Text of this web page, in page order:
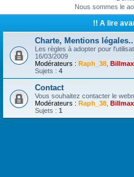
Nous sommes le
!! A lire
Charte, Mentions légales..
Les règles à adopter pour
16/03/2009
Modérateurs : Raph_38 Billmax
Sujets : 4
Contact
Vous souhaitez contacter le
Modérateurs : Raph_38 Billmax
Sujets : 1